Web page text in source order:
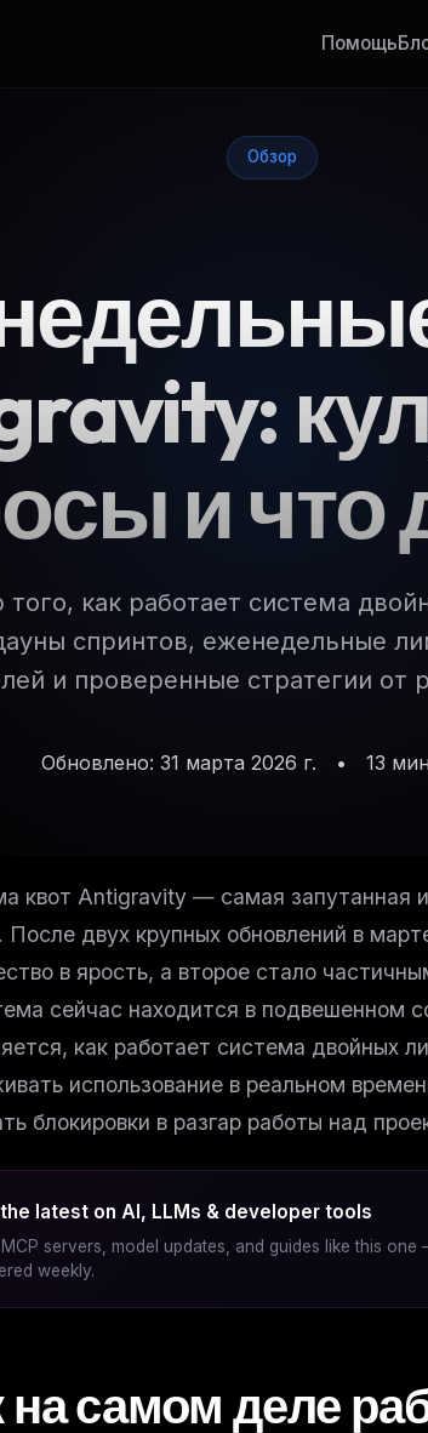
Помощь
Обзор
и что
как работает система
спринтов, еженедельные
и проверенные стратегии от
Обновлено: 31 марта 2026 г. • 13
квот Antigravity — самая запутанная
После двух крупных обновлений в
в ярость, а второе стало
сейчас находится в подвешенном
как работает система двойных
использование в реальном
блокировки в разгар работы над
latest on AI, LLMs & developer tools
MCP servers, model updates, and guides like this one
weekly.
на самом деле